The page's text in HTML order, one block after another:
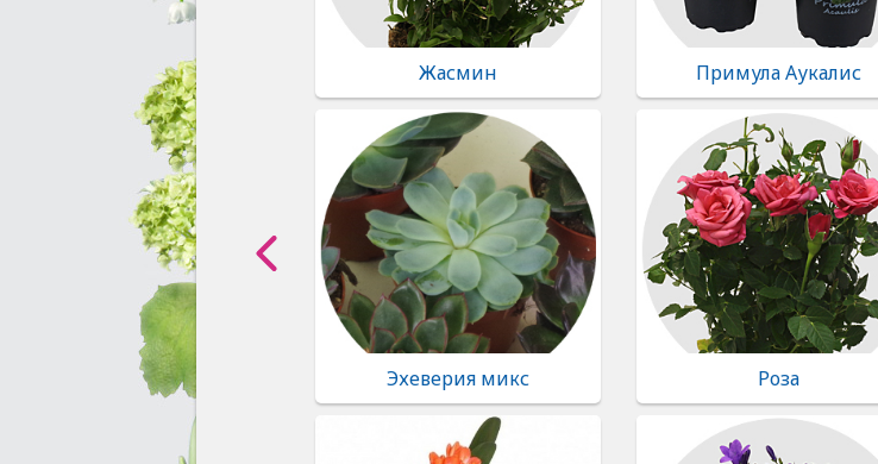
Жасмин Примула Аукалис
Эхеверия микс Роза